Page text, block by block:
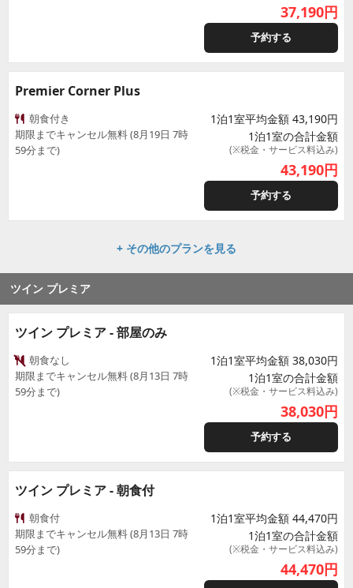
37,190円
予約する
Premier Corner Plus
朝食付き
期限までキャンセル無料 (8月19日 7時
59分まで)
1泊1室平均金額 43,190円
1泊1室の合計金額
(※税金・サービス料込み)
43,190円
予約する
+ その他のプランを見る
ツイン プレミア
ツイン プレミア - 部屋のみ
朝食なし
期限までキャンセル無料 (8月13日 7時
59分まで)
1泊1室平均金額 38,030円
1泊1室の合計金額
(※税金・サービス料込み)
38,030円
予約する
ツイン プレミア - 朝食付
朝食付
期限までキャンセル無料 (8月13日 7時
59分まで)
1泊1室平均金額 44,470円
1泊1室の合計金額
(※税金・サービス料込み)
44,470円